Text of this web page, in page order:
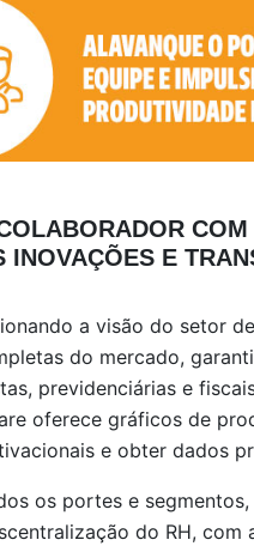
E
a visão do setor
do mercado,
previdenciárias e
oferece gráficos de
e obter dados
os portes e
do RH, com